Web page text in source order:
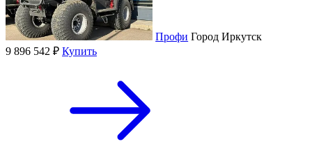
Профи ГородИркутск
9 896 542 ₽ Купить